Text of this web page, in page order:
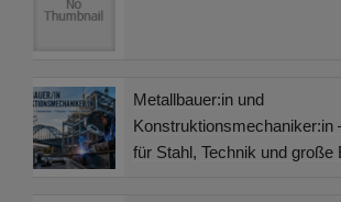
Metallbauer:in und
Konstruktionsmechaniker:in
für Stahl, Technik und große